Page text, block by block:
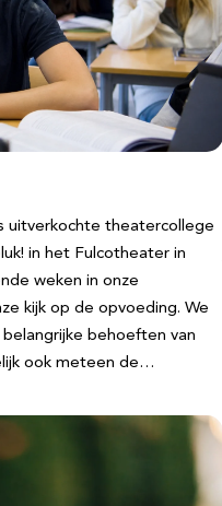
uitverkochte theatercollege
in het Fulcotheater in
weken in onze
kijk op de opvoeding. We
behoeften van
ook meteen de…